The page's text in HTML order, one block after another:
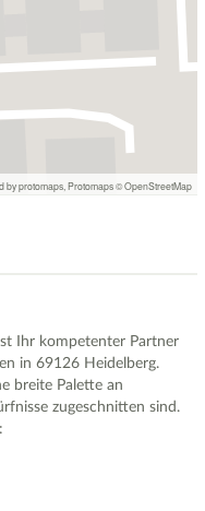
by protomaps Protomaps©OpenStreetMap
Ihr kompetenter Partner
in 69126 Heidelberg.
breite Palette an
zugeschnitten sind.